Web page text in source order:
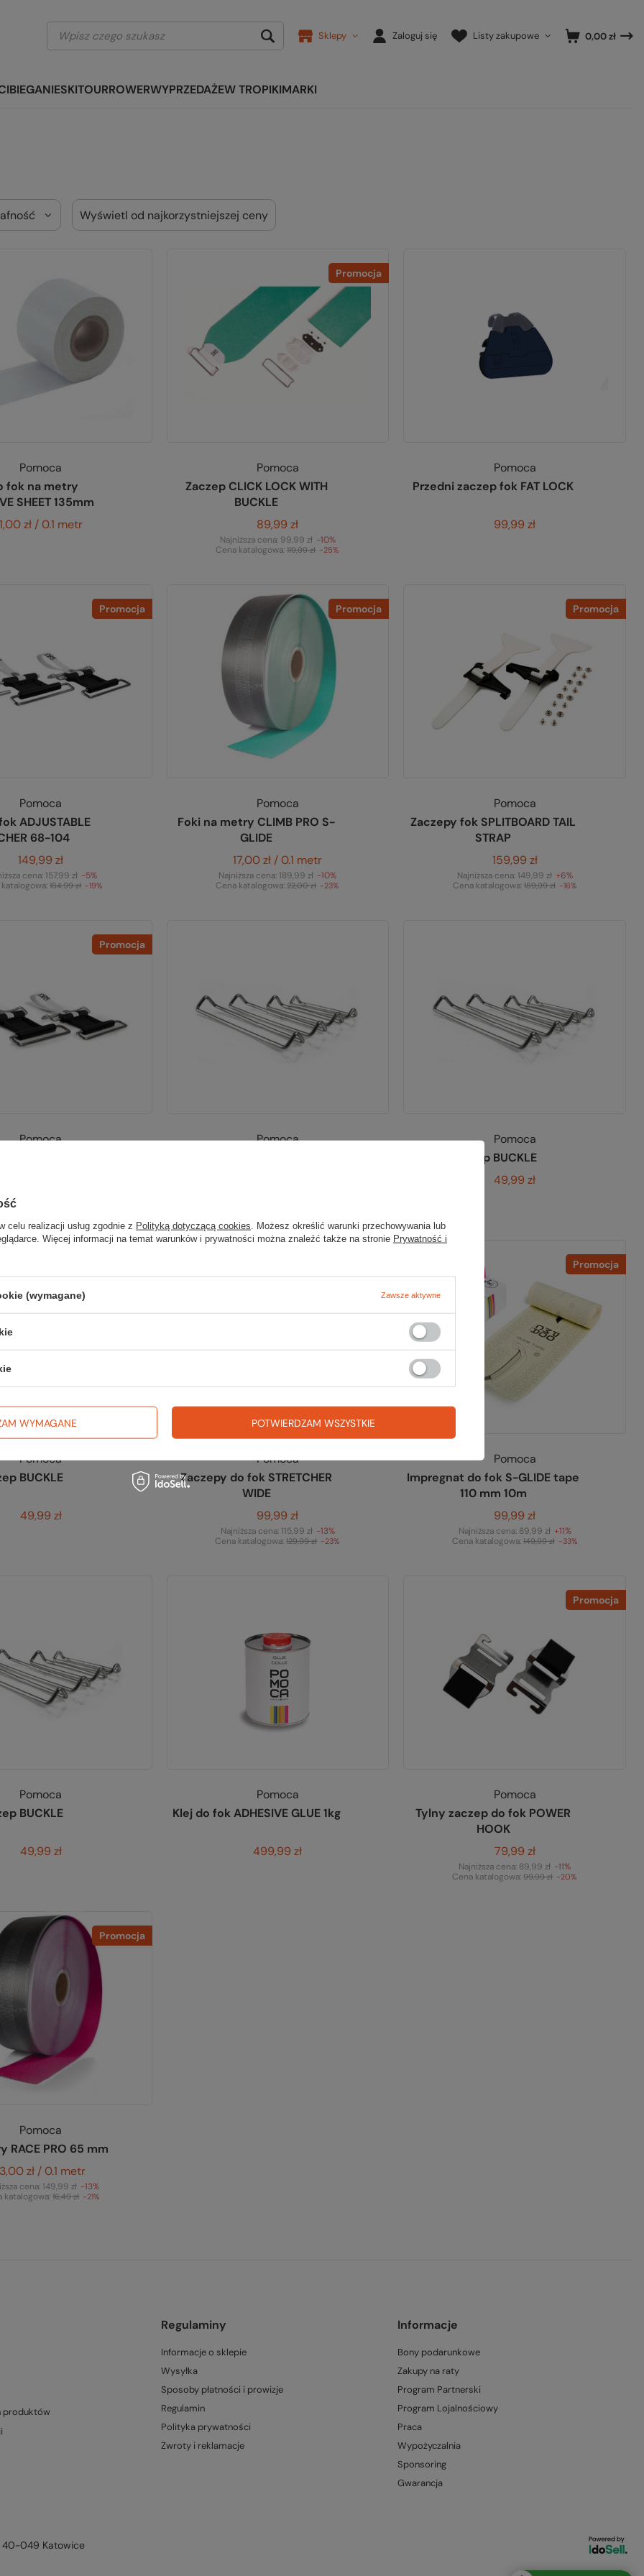
Sklepy Zaloguj się Listy zakupowe 0,00 zł
BIEGANIESKITOURROWERWYPRZEDAŻEW TROPIKIMARKI
Wyświetl od najkorzystniejszej ceny
Pomoca
fok na metry
SHEET 135mm
zł / 0.1 metr
Promocja
Pomoca
Zaczep CLICK LOCK WITH
BUCKLE
89,99 zł
Najniższa cena: 99,99 zł -10%
Cena katalogowa:119,99 zł -25%
Pomoca
Przedni zaczep fok FAT LOCK
99,99 zł
Promocja
Pomoca
ADJUSTABLE
68-104
149,99 zł
cena:157,99 zł -5%
katalogowa:184,99 zł -19%
Promocja
Pomoca
Foki na metry CLIMB PRO S-
GLIDE
17,00 zł / 0.1 metr
Najniższa cena:189,99 zł -10%
Cena katalogowa:22,00 zł -23%
Promocja
Pomoca
Zaczepy fok SPLITBOARD TAIL
STRAP
159,99 zł
Najniższa cena:149,99 zł +6%
Cena katalogowa: 189,99 zł -16%
Promocja
Pomoca
Pomoca
Pomoca
Zaczep BUCKLE
49,99 zł
Pomoca
BUCKLE
49,99 zł
Pomoca
Zaczepy do fok STRETCHER
WIDE
99,99 zł
Najniższa cena:115,99 zł -13%
Cena katalogowa:129,99 zł -23%
Promocja
Pomoca
Impregnat do fok S-GLIDE tape
110 mm 10m
99,99 zł
Najniższa cena: 89,99 zł +11%
Cena katalogowa: 149,99 zł -33%
Pomoca
BUCKLE
49,99 zł
Pomoca
Klej do fok ADHESIVE GLUE 1kg
499,99 zł
Promocja
Pomoca
Tylny zaczep do fok POWER
HOOK
79,99 zł
Najniższa cena: 89,99 zł -11%
Cena katalogowa:99,99 zł -20%
Promocja
Pomoca
RACE PRO 65 mm
zł / 0.1 metr
cena:149,99 zł -13%
katalogowa:16,49 zł -21%
produktów
Regulaminy
Informacje o sklepie
Wysyłka
Sposoby płatności i prowizje
Regulamin
Polityka prywatności
Zwroty i reklamacje
Informacje
Bony podarunkowe
Zakupy na raty
Program Partnerski
Program Lojalnościowy
Praca
Wypożyczalnia
Sponsoring
Gwarancja
40-049 Katowice
celu realizacji usług zgodnie z Polityką dotyczącą cookies . Możesz określić warunki przechowywania lub
Więcej informacji na temat warunków i prywatności można znaleźć także na stronie Prywatność i
(wymagane) Zawsze aktywne
WYMAGANE POTWIERDZAM WSZYSTKIE